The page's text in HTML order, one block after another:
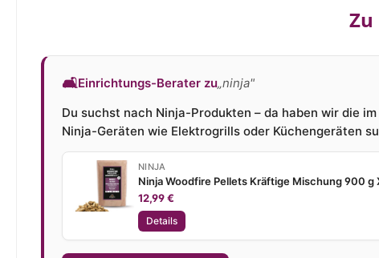
🛋Einrichtungs-Berater zu„ninja"
Du suchst nach Ninja-Produkten – da haben wir die
Ninja-Geräten wie Elektrogrills oder Küchengeräten
NINJA
Ninja Woodfire Pellets Kräftige Mischung 900 g
12,99 €
Details